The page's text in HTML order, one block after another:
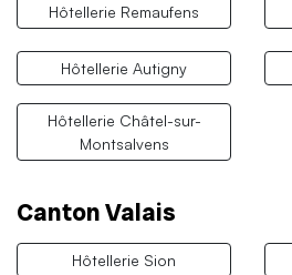
Hôtellerie Remaufens
Hôtellerie Autigny
Hôtellerie Châtel-sur-
Montsalvens
Canton Valais
Hôtellerie Sion